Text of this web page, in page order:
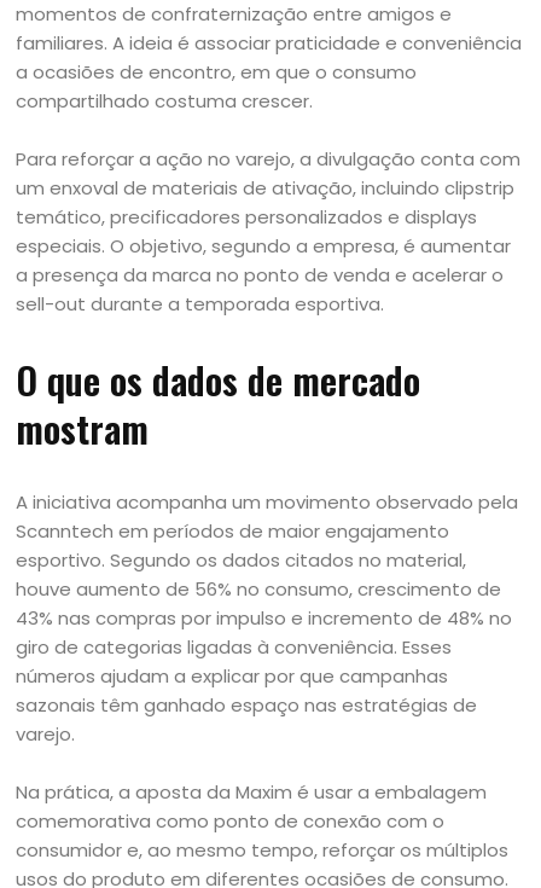
momentos de confraternização entre amigos e
familiares. A ideia é associar praticidade e conveniência
a ocasiões de encontro, em que o consumo
compartilhado costuma crescer.
Para reforçar a ação no varejo, a divulgação conta com
um enxoval de materiais de ativação, incluindo clipstrip
temático, precificadores personalizados e displays
especiais. O objetivo, segundo a empresa, é aumentar
a presença da marca no ponto de venda e acelerar o
sell-out durante a temporada esportiva.
O que os dados de mercado
mostram
A iniciativa acompanha um movimento observado pela
Scanntech em períodos de maior engajamento
esportivo. Segundo os dados citados no material,
houve aumento de 56% no consumo, crescimento de
43% nas compras por impulso e incremento de 48% no
giro de categorias ligadas à conveniência. Esses
números ajudam a explicar por que campanhas
sazonais têm ganhado espaço nas estratégias de
varejo.
Na prática, a aposta da Maxim é usar a embalagem
comemorativa como ponto de conexão com o
consumidor e, ao mesmo tempo, reforçar os múltiplos
usos do produto em diferentes ocasiões de consumo.